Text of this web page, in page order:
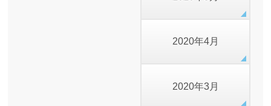
2020年4月
2020年3月